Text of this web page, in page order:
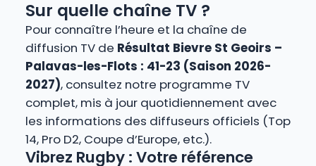
Sur quelle chaîne TV ?
Pour connaître l’heure et la chaîne de
diffusion TV de Résultat Bievre St Geoirs –
Palavas-les-Flots : 41-23 (Saison 2026-
2027), consultez notre programme TV
complet, mis à jour quotidiennement avec
les informations des diffuseurs officiels (Top
14, Pro D2, Coupe d’Europe, etc.).
Vibrez Rugby : Votre référence